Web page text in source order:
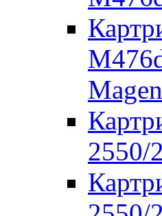
2550/